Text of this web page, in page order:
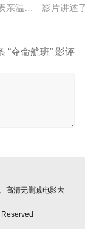
家房屋中超过
亲温思罗普突然仓
影片讲述
“夺命航班” 影评
高清无删减电影大